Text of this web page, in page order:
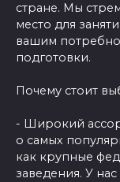
стране. Мы
место для
вашим
подготовки.
Почему стоит
- Широкий
о самых
как крупные
заведения. У